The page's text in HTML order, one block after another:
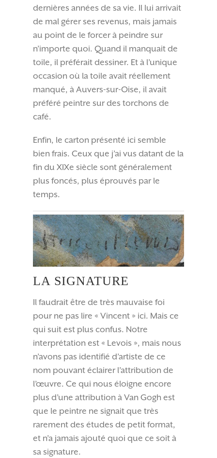
dernières années de sa vie. Il lui arrivait
de mal gérer ses revenus, mais jamais
au point de le forcer à peindre sur
n’importe quoi. Quand il manquait de
toile, il préférait dessiner. Et à l’unique
occasion où la toile avait réellement
manqué, à Auvers-sur-Oise, il avait
préféré peintre sur des torchons de
café.
Enfin, le carton présenté ici semble
bien frais. Ceux que j’ai vus datant de la
fin du XIXe siècle sont généralement
plus foncés, plus éprouvés par le
temps.
LA SIGNATURE
Il faudrait être de très mauvaise foi
pour ne pas lire « Vincent » ici. Mais ce
qui suit est plus confus. Notre
interprétation est « Levois », mais nous
n’avons pas identifié d’artiste de ce
nom pouvant éclairer l’attribution de
l’œuvre. Ce qui nous éloigne encore
plus d’une attribution à Van Gogh est
que le peintre ne signait que très
rarement des études de petit format,
et n’a jamais ajouté quoi que ce soit à
sa signature.